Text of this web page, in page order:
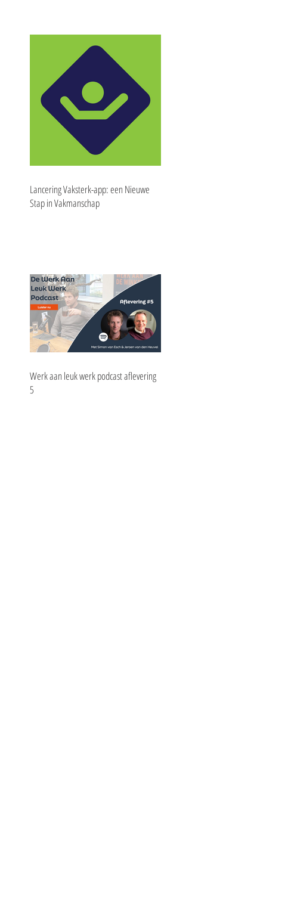
Lancering Vaksterk-app: een Nieuwe
Stap in Vakmanschap
Werk aan leuk werk podcast aflevering
5